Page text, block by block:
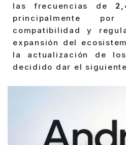
las frecuencias de
principalmente
compatibilidad y
expansión del
la actualización de
decidido dar el